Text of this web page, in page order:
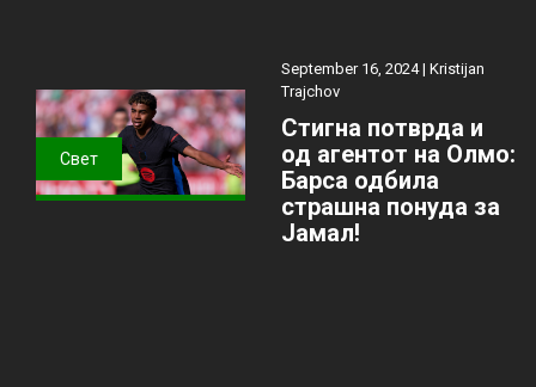
Свет
September 16, 2024 | Kristijan
Trajchov
Стигна потврда и
од агентот на Олмо:
Барса одбила
страшна понуда за
Јамал!